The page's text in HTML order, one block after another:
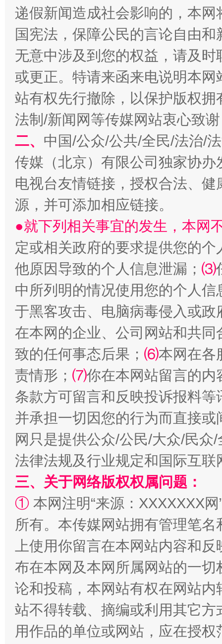
习近平的博鳌关键词
魏明亮
生
揭批美国五大"原罪" "炒
解纷+调解+退费，一次搞定
站台名比不上好声名
递假新闻造成社会影响的，本
国宪法，保障公民的言论自由
无意中涉及到您的权益，请及
或更正。特请来函来电说明本
站有权先行撤除，以保护版权
法制/新闻网等传媒网站衷心致
二、 中国/公众/公共/全民/法治/
传媒（北京）有限公司独家协
电视台友情链接，授权合法、
源，并可添加相应链接。
●就下列相关事宜的发生，本网
定或相关政府的要求提供您的个
他原因导致的个人信息泄漏； ⑶
中所列明的情况使用您的个人
于黑客攻击、电脑病毒侵入或
在本网的企业、公司网站和共
致的任何事态后果； ⑹本网在各
责情形； ⑺你在本网站留言的内
条款方可留言和反映投诉报料
并承担一切因您的行为而直接
网只是提供公众/公民/大众/民
法律法规及行业规定和国际互
三、关于网络版权权属问题：
① 本网注明“来源：XXXXXXX
所有。本传媒网站拥有管理笔
上使用你留言在本网站内容和
布在本网及本网所属网站的一
论和投稿，本网站有权在网站
站不得转载、摘编或利用其它
用作品的单位或网站，应在授